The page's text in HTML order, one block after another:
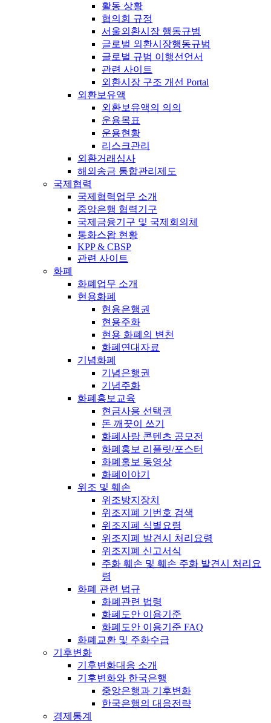
활동 상황
협의회 규정
서울외환시장 행동규범
글로벌 외환시장행동규범
글로벌 규범 이행선언서
관련 사이트
외환시장 구조 개선 Portal
외환보유액
외환보유액의 의의
운용목표
운용현황
리스크관리
외환거래심사
해외송금 통합관리제도
국제협력
국제협력업무 소개
중앙은행 협력기구
국제금융기구 및 국제회의체
통화스왑 현황
KPP & CBSP
관련 사이트
화폐
화폐업무 소개
현용화폐
현용은행권
현용주화
현용 화폐의 변천
화폐연대자료
기념화폐
기념은행권
기념주화
화폐홍보교육
현금사용 선택권
돈 깨끗이 쓰기
화폐사랑 콘텐츠 공모전
화폐홍보 리플릿/포스터
화폐홍보 동영상
화폐이야기
위조 및 훼손
위조방지장치
위조지폐 기번호 검색
위조지폐 식별요령
위조지폐 발견시 처리요령
위조지폐 신고서식
주화 훼손 및 훼손 주화 발견시 처리요
령
화폐 관련 법규
화폐관련 법령
화폐도안 이용기준
화폐도안 이용기준 FAQ
화폐교환 및 주화수급
기후변화
기후변화대응 소개
기후변화와 한국은행
중앙은행과 기후변화
한국은행의 대응전략
경제통계